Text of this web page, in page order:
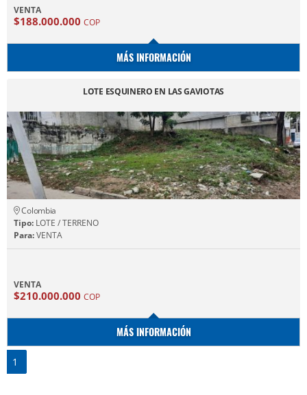
VENTA
$188.000.000 COP
MÁS INFORMACIÓN
LOTE ESQUINERO EN LAS GAVIOTAS
Colombia
Tipo: LOTE / TERRENO
Para:VENTA
VENTA
$210.000.000 COP
MÁS INFORMACIÓN
1